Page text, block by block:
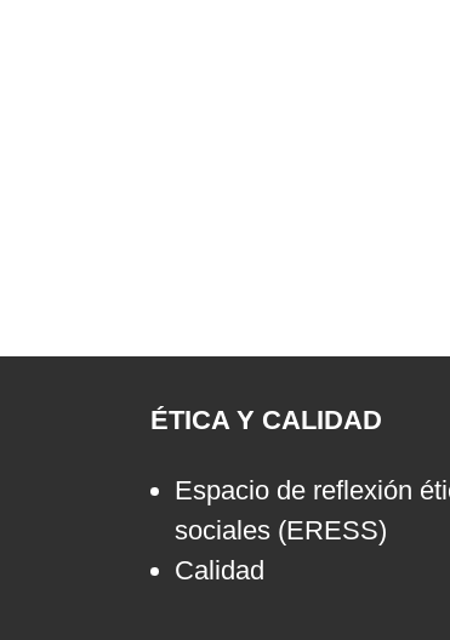
ÉTICA Y CALIDAD
Espacio de reflexión
sociales (ERESS)
Calidad